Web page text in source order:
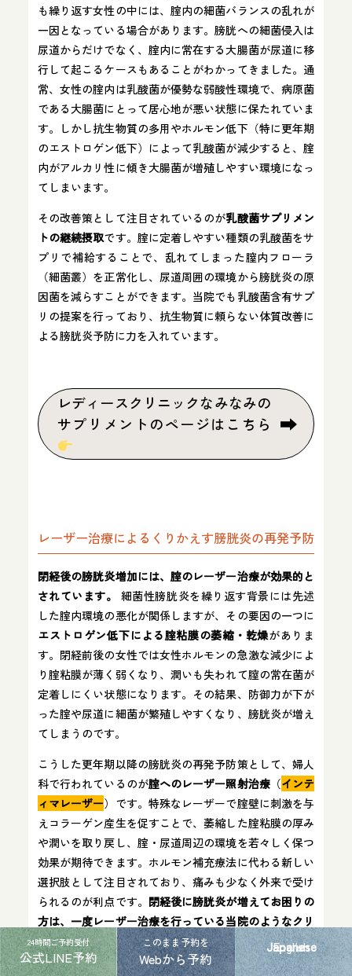
も繰り返す女性の中には、腟内の細菌バランスの乱れが
一因となっている場合があります。膀胱への細菌侵入は
尿道からだけでなく、腟内に常在する大腸菌が尿道に移
行して起こるケースもあることがわかってきました。通
常、女性の腟内は乳酸菌が優勢な弱酸性環境で、病原菌
である大腸菌にとって居心地が悪い状態に保たれていま
す。しかし抗生物質の多用やホルモン低下（特に更年期
のエストロゲン低下）によって乳酸菌が減少すると、腟
内がアルカリ性に傾き大腸菌が増殖しやすい環境になっ
てしまいます。
その改善策として注目されているのが乳酸菌サプリメン
トの継続摂取です。腟に定着しやすい種類の乳酸菌をサ
プリで補給することで、乱れてしまった膣内フローラ
（細菌叢）を正常化し、尿道周囲の環境から膀胱炎の原
因菌を減らすことができます。当院でも乳酸菌含有サプ
リの提案を行っており、抗生物質に頼らない体質改善に
よる膀胱炎予防に力を入れています。
レディースクリニックなみなみの
サプリメントのページはこちら
レーザー治療によるくりかえす膀胱炎の再発予防
閉経後の膀胱炎増加には、腟のレーザー治療が効果的と
されています。
細菌性膀胱炎を繰り返す背景には先述
した腟内環境の悪化が関係しますが、その要因の一つに
エストロゲン低下による腟粘膜の萎縮・乾燥がありま
す。閉経前後の女性では女性ホルモンの急激な減少によ
り腟粘膜が薄く弱くなり、潤いも失われて膣の常在菌が
定着しにくい状態になります。その結果、防御力が下が
った腟や尿道に細菌が繁殖しやすくなり、膀胱炎が増え
てしまうのです。
こうした更年期以降の膀胱炎の再発予防策として、婦人
科で行われているのが腟へのレーザー照射治療（インテ
ィマレーザー）です。特殊なレーザーで腟壁に刺激を与
えコラーゲン産生を促すことで、萎縮した腟粘膜の厚み
や潤いを取り戻し、腟・尿道周辺の環境を若々しく保つ
効果が期待できます。ホルモン補充療法に代わる新しい
選択肢として注目されており、痛みも少なく外来で受け
られるのが利点です。 閉経後に膀胱炎が増えてお困りの
方は、一度レーザー治療を行っている当院のようなクリ
ニックに相談してみることをおすすめします。レーザ
ー治療と乳酸菌サプリの併用で、薬に頼らず膀胱炎を起
24時間ご予約受付
公式LINE予約
このまま予約を
Webから予約
English
Japanese